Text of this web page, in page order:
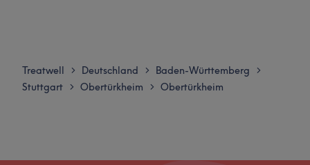
Treatwell > Deutschland > Baden-Württemberg >
Stuttgart > Obertürkheim > Obertürkheim